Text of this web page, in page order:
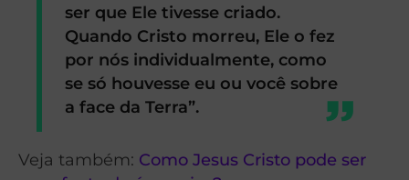
ser que Ele tivesse criado.
Quando Cristo morreu, Ele o fez
por nós individualmente, como
se só houvesse eu ou você sobre
a face da Terra”.
Veja também: Como Jesus Cristo pode ser